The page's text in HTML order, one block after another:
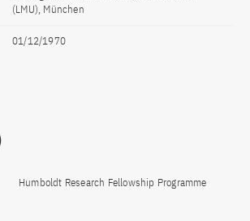
(LMU), München
01/12/1970
Humboldt Research Fellowship Programme